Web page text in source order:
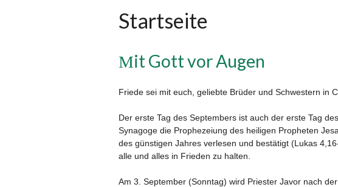
Startseite
Мit Gott vor Augen
Friede sei mit euch, geliebte Brüder und Schwestern in
Der erste Tag des Septembers ist auch der erste Tag
Synagoge die Prophezeiung des heiligen Propheten
des günstigen Jahres verlesen und bestätigt (Lukas
alle und alles in Frieden zu halten.
Am 3. September (Sonntag) wird Priester Javor nach